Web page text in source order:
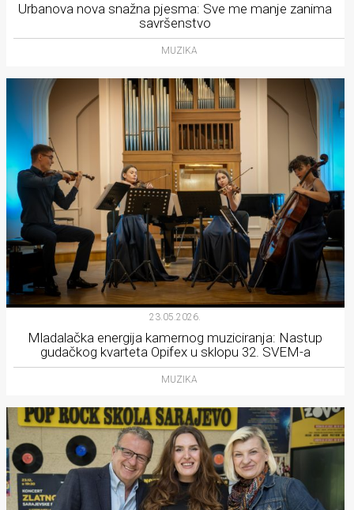
Urbanova nova snažna pjesma: Sve me manje zanima
savršenstvo
MUZIKA
23.05.2026.
Mladalačka energija kamernog muziciranja: Nastup
gudačkog kvarteta Opifex u sklopu 32. SVEM-a
MUZIKA